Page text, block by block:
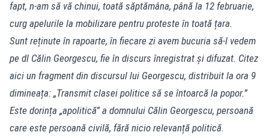
fapt, n-am să vă chinui, toată săptămâna, până la 12 februarie,
curg apelurile la mobilizare pentru proteste în toată țara.
Sunt reținute în rapoarte, în fiecare zi avem bucuria să-l vedem
pe dl Călin Georgescu, fie în discurs înregistrat și difuzat. Citez
aici un fragment din discursul lui Georgescu, distribuit la ora 9
dimineața: „Transmit clasei politice să se întoarcă la popor.”
Este dorința „apolitică” a domnului Călin Georgescu, persoană
care este persoană civilă, fără nicio relevanță politică.